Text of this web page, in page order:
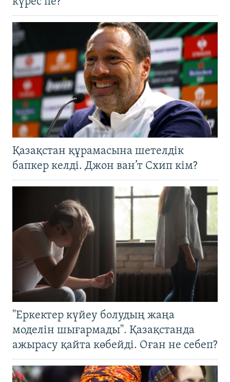
Қазақстан құрамасына шетелдік
бапкер келді. Джон ван’т Схип кім?
"Еркектер күйеу болудың жаңа
моделін шығармады". Қазақстанда
ажырасу қайта көбейді. Оған не себеп?